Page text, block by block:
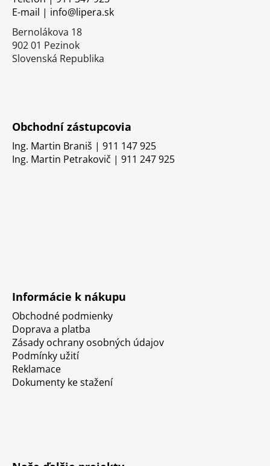
E-mail | info@lipera.sk
Bernolákova 18
902 01 Pezinok
Slovenská Republika
Obchodní zástupcovia
Ing. Martin Braniš | 911 147 925
Ing. Martin Petrakovič | 911 247 925
Informácie k nákupu
Obchodné podmienky
Doprava a platba
Zásady ochrany osobných údajov
Podmínky užití
Reklamace
Dokumenty ke stažení